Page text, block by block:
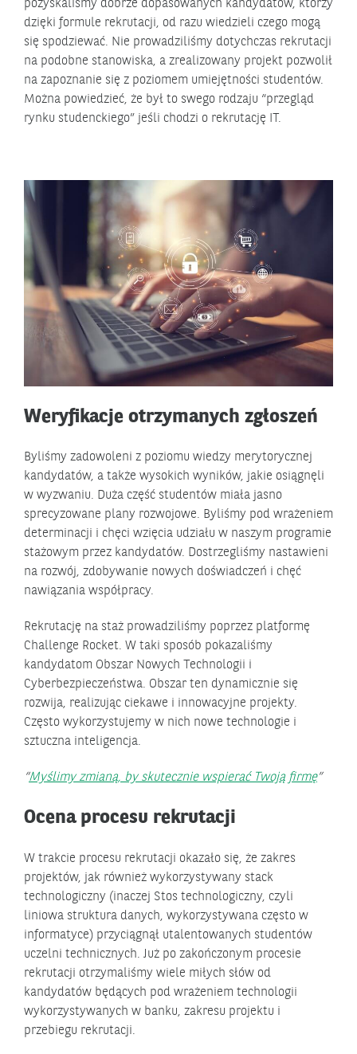
pozyskaliśmy dobrze dopasowanych kandydatów, którzy
dzięki formule rekrutacji, od razu wiedzieli czego mogą
się spodziewać. Nie prowadziliśmy dotychczas rekrutacji
na podobne stanowiska, a zrealizowany projekt pozwolił
na zapoznanie się z poziomem umiejętności studentów.
Można powiedzieć, że był to swego rodzaju “przegląd
rynku studenckiego” jeśli chodzi o rekrutację IT.
Weryfikacje otrzymanych zgłoszeń
Byliśmy zadowoleni z poziomu wiedzy merytorycznej
kandydatów, a także wysokich wyników, jakie osiągnęli
w wyzwaniu. Duża część studentów miała jasno
sprecyzowane plany rozwojowe. Byliśmy pod wrażeniem
determinacji i chęci wzięcia udziału w naszym programie
stażowym przez kandydatów. Dostrzegliśmy nastawieni
na rozwój, zdobywanie nowych doświadczeń i chęć
nawiązania współpracy.
Rekrutację na staż prowadziliśmy poprzez platformę
Challenge Rocket. W taki sposób pokazaliśmy
kandydatom Obszar Nowych Technologii i
Cyberbezpieczeństwa. Obszar ten dynamicznie się
rozwija, realizując ciekawe i innowacyjne projekty.
Często wykorzystujemy w nich nowe technologie i
sztuczna inteligencja.
Myślimy zmianą, by skutecznie wspierać Twoją firmę
Ocena procesu rekrutacji
W trakcie procesu rekrutacji okazało się, że zakres
projektów, jak również wykorzystywany stack
technologiczny (inaczej Stos technologiczny, czyli
liniowa struktura danych, wykorzystywana często w
informatyce) przyciągnął utalentowanych studentów
uczelni technicznych. Już po zakończonym procesie
rekrutacji otrzymaliśmy wiele miłych słów od
kandydatów będących pod wrażeniem technologii
wykorzystywanych w banku, zakresu projektu i
przebiegu rekrutacji.